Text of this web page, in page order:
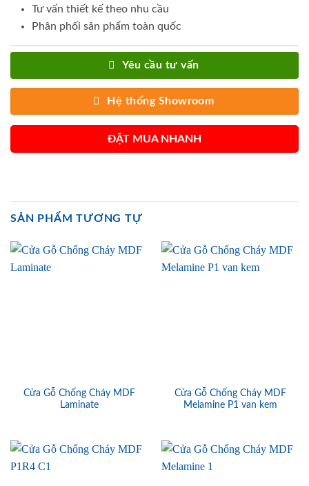
Tư vấn thiết kế theo nhu cầu
Phân phối sản phẩm toàn quốc
Yêu cầu tư vấn
Hệ thống Showroom
ĐẶT MUA NHANH
SẢN PHẨM TƯƠNG TỰ
Cửa Gỗ Chống Cháy MDF
Laminate
Cửa Gỗ Chống Cháy MDF
Melamine P1 van kem